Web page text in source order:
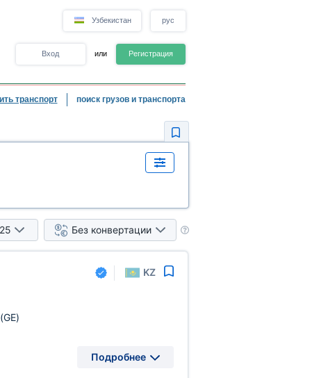
Узбекистан рус
Вход или Регистрация
транспорт поиск грузов и транспорта
25 Без конвертации
KZ
(GE)
Подробнее